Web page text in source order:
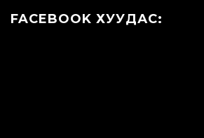
FACEBOOK ХУУДАС: